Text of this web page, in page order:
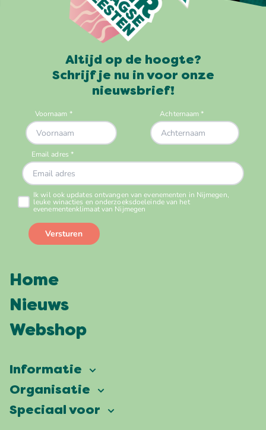
Altijd op de hoogte?
Schrijf je nu in voor onze
nieuwsbrief!
Home
Nieuws
Webshop
Informatie
Vierdaagsefeesten
Veelgestelde vragen
Organisatie
Onze ambitie
Speciaal voor